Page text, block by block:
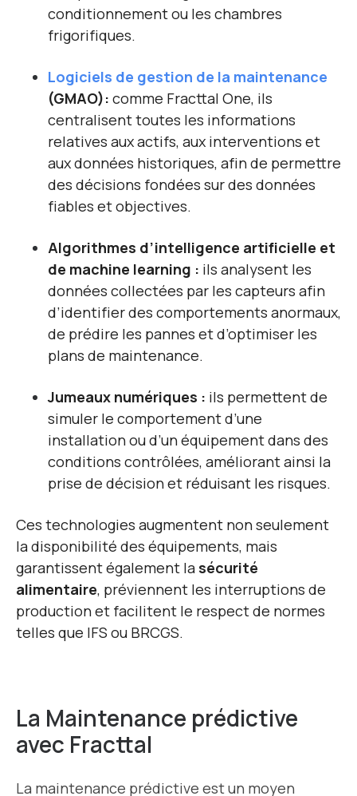
conditionnement ou les chambres
frigorifiques.
Logiciels de gestion de la maintenance
(GMAO): comme Fracttal One, ils
centralisent toutes les informations
relatives aux actifs, aux interventions et
aux données historiques, afin de permettre
des décisions fondées sur des données
fiables et objectives.
Algorithmes d’intelligence artificielle et
de machine learning : ils analysent les
données collectées par les capteurs afin
d’identifier des comportements anormaux,
de prédire les pannes et d’optimiser les
plans de maintenance.
Jumeaux numériques : ils permettent de
simuler le comportement d’une
installation ou d’un équipement dans des
conditions contrôlées, améliorant ainsi la
prise de décision et réduisant les risques.
Ces technologies augmentent non seulement
la disponibilité des équipements, mais
garantissent également la sécurité
alimentaire, préviennent les interruptions de
production et facilitent le respect de normes
telles que IFS ou BRCGS.
La Maintenance prédictive
avec Fracttal
La maintenance prédictive est un moyen